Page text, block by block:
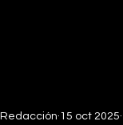
Redacción 15 oct 2025